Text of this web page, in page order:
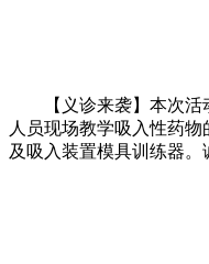
【义诊来袭】本次
人员现场教学吸入性药
及吸入装置模具训练器